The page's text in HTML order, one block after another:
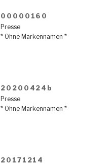
00000160
Presse
* Ohne Markennamen *
20200424b
Presse
* Ohne Markennamen *
20171214